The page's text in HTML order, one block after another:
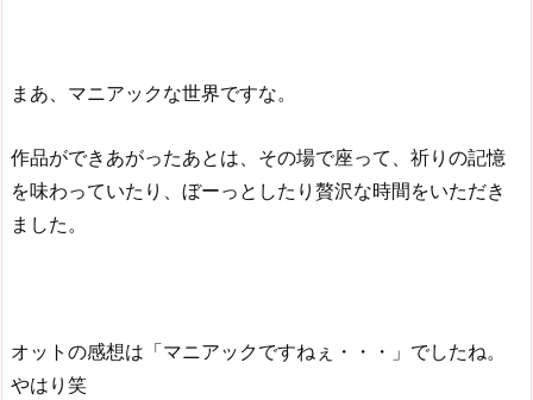
まあ、マニアックな世界ですな。
作品ができあがったあとは、その場で座って、祈りの記憶
を味わっていたり、ぼーっとしたり贅沢な時間をいただき
ました。
オットの感想は「マニアックですねぇ・・・」でしたね。
やはり笑